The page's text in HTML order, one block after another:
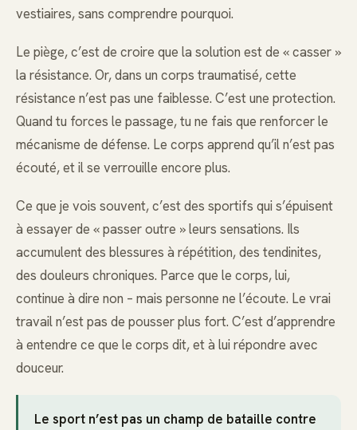
vestiaires, sans comprendre pourquoi.
Le piège, c’est de croire que la solution est de « casser »
la résistance. Or, dans un corps traumatisé, cette
résistance n’est pas une faiblesse. C’est une protection.
Quand tu forces le passage, tu ne fais que renforcer le
mécanisme de défense. Le corps apprend qu’il n’est pas
écouté, et il se verrouille encore plus.
Ce que je vois souvent, c’est des sportifs qui s’épuisent
à essayer de « passer outre » leurs sensations. Ils
accumulent des blessures à répétition, des tendinites,
des douleurs chroniques. Parce que le corps, lui,
continue à dire non – mais personne ne l’écoute. Le vrai
travail n’est pas de pousser plus fort. C’est d’apprendre
à entendre ce que le corps dit, et à lui répondre avec
douceur.
Le sport n’est pas un champ de bataille contre